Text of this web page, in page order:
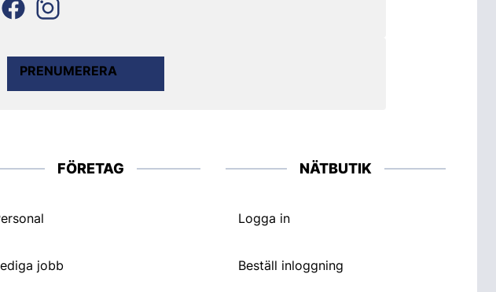
PRENUMERERA
FÖRETAG
jobb
NÄTBUTIK
Logga in
Beställ inloggning